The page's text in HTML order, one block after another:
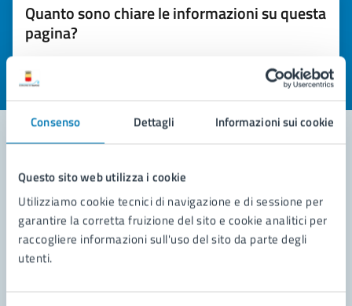
Consenso Dettagli Informazioni sui cookie
Questo sito web utilizza i cookie
Utilizziamo cookie tecnici di navigazione e di sessione per
garantire la corretta fruizione del sito e cookie analitici per
raccogliere informazioni sull'uso del sito da parte degli
utenti.
Quanto sono chiare le informazioni su questa
pagina?
Seleziona il numero di stelle per valutare la chiarezza delle
Valuta 1 stelle su 5
Contatta il comune
Leggi le domande frequenti
Richiedi assistenza